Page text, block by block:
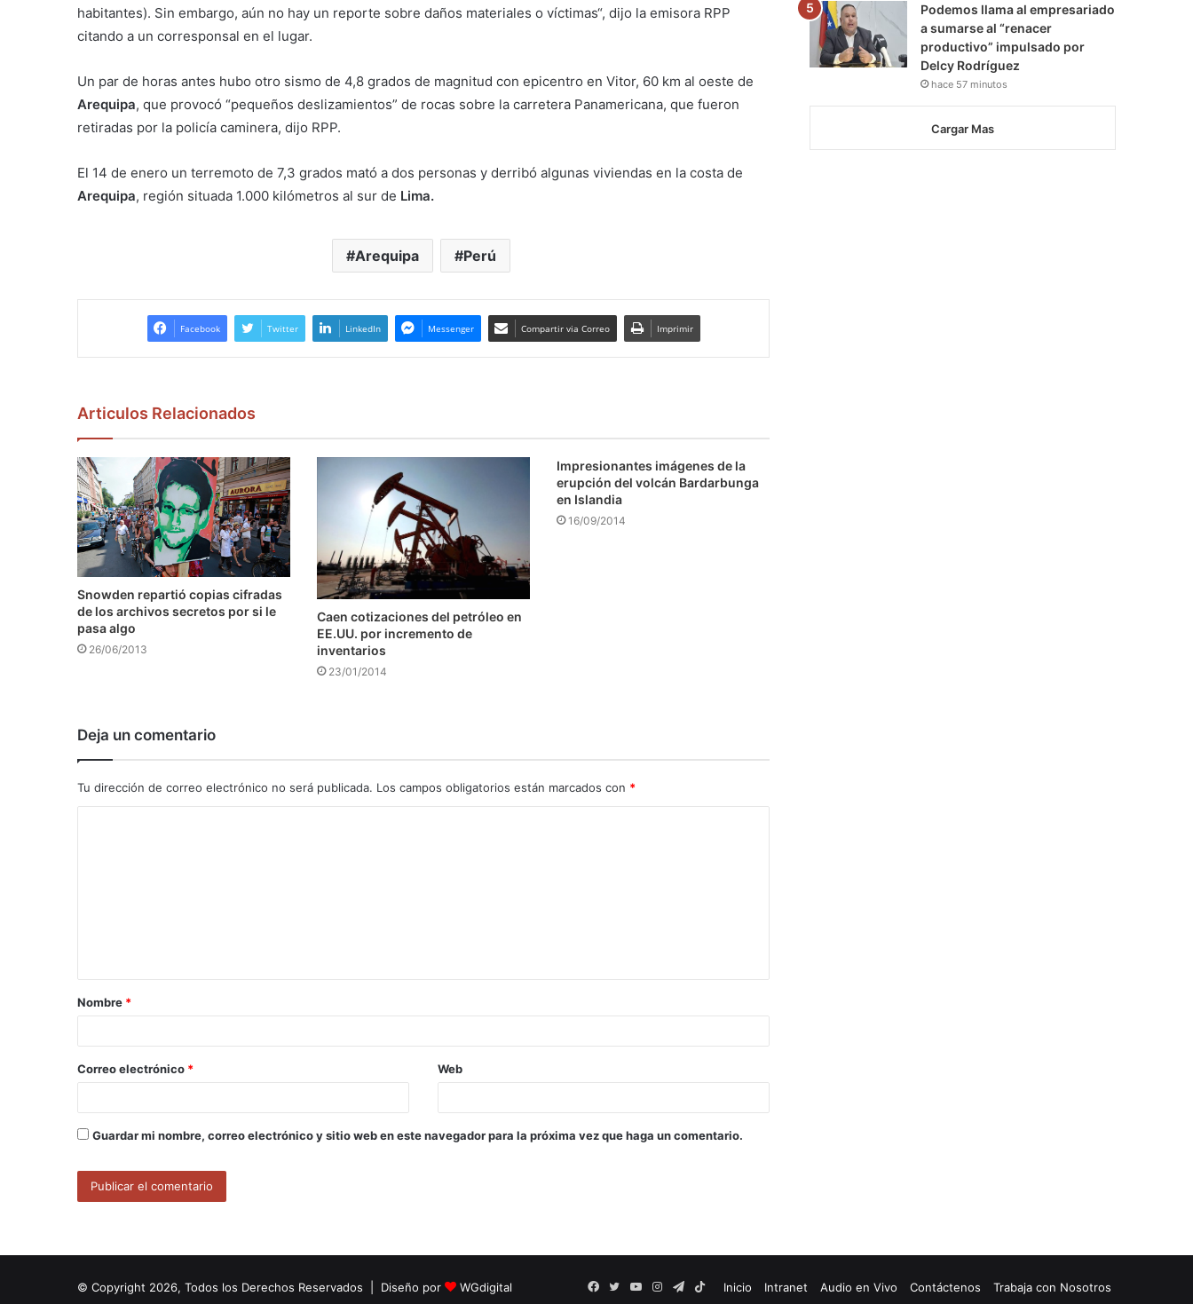
habitantes). Sin embargo, aún no hay un reporte sobre daños materiales o víctimas“, dijo la emisora RPP
citando a un corresponsal en el lugar.
Un par de horas antes hubo otro sismo de 4,8 grados de magnitud con epicentro en Vitor, 60 km al oeste de
Arequipa, que provocó “pequeños deslizamientos” de rocas sobre la carretera Panamericana, que fueron
retiradas por la policía caminera, dijo RPP.
El 14 de enero un terremoto de 7,3 grados mató a dos personas y derribó algunas viviendas en la costa de
Arequipa, región situada 1.000 kilómetros al sur de Lima.
Arequipa Perú
Facebook Twitter LinkedIn Messenger Compartir via Correo Imprimir
Articulos Relacionados
Snowden repartió copias cifradas
de los archivos secretos por si le
pasa algo
26/06/2013
Caen cotizaciones del petróleo en
EE.UU. por incremento de
inventarios
23/01/2014
Impresionantes imágenes de la
erupción del volcán Bardarbunga
en Islandia
16/09/2014
Deja un comentario
Tu dirección de correo electrónico no será publicada. Los campos obligatorios están marcados con *
a
r
*
Nombre *
Correo electrónico * Web
Guardar mi nombre, correo electrónico y sitio web en este navegador para la próxima vez que haga un comentario.
Podemos llama al empresariado
a sumarse al “renacer
productivo” impulsado por
Delcy Rodríguez
hace 57 minutos
Cargar Mas
© Copyright 2026, Todos los Derechos Reservados | Diseño por WGdigital Inicio Intranet Audio en Vivo Contáctenos Trabaja con Nosotros
Facebook
TwitterYouTubeInstagramTelegram
TikTok